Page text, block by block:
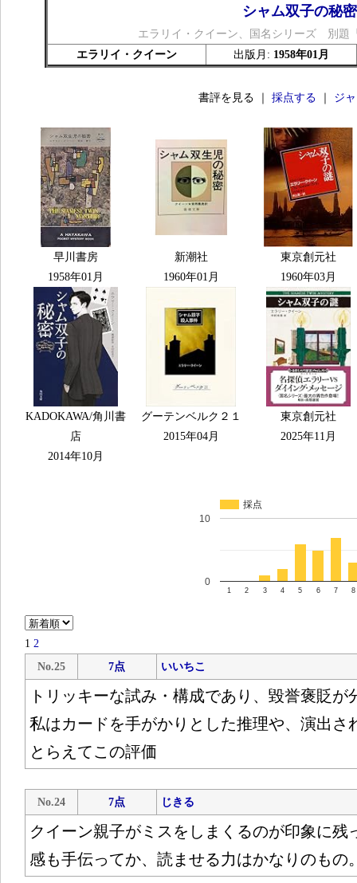
シャム双子の秘密
エラリイ・クイーン、国名シリーズ 別題
エラリイ・クイーン
出版月: 1958年01月
書評を見る ｜ 採点する ジ
早川書房
1958年01月
新潮社
1960年01月
東京創元社
1960年03月
KADOKAWA/角川書
店
2014年10月
グーテンベルク２１
2015年04月
東京創元社
2025年11月
採点
1 2 3 4 5 6 7 8
0
10
1 2
No.25
7点 いいちこ
トリッキーな試み・構成であり、毀誉褒貶が
私はカードを手がかりとした推理や、演出さ
とらえてこの評価
No.24 7点 じきる
クイーン親子がミスをしまくるのが印象に残
感も手伝ってか、読ませる力はかなりのもの